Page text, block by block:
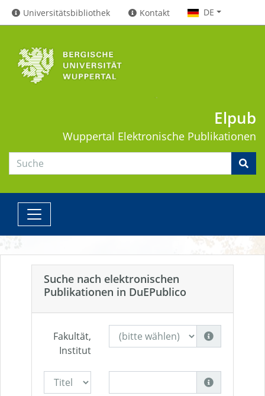
Universitätsbibliothek Kontakt DE
Elpub
Wuppertal Elektronische Publikationen
Suche nach elektronischen
Publikationen in DuEPublico
Fakultät,
Institut